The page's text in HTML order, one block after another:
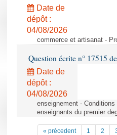
Date de
dépôt :
04/08/2026
commerce et artisanat -
Question écrite n° 17515
Date de
dépôt :
04/08/2026
enseignement -
enseignants du premier
« précedent 1 2